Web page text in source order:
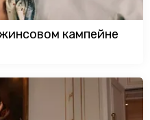
кампейне